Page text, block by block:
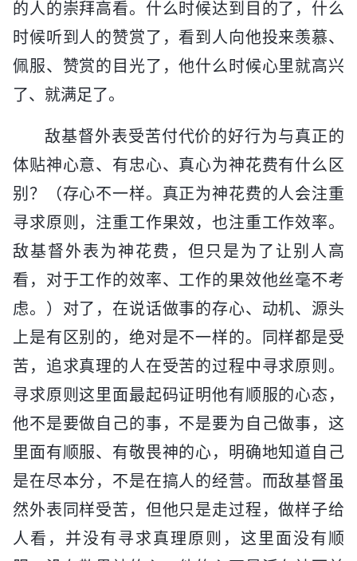
的人的崇拜高看。什么时候达到目的了，什么
时候听到人的赞赏了，看到人向他投来羡慕、
佩服、赞赏的目光了，他什么时候心里就高兴
了、就满足了。
敌基督外表受苦付代价的好行为与真正的
体贴神心意、有忠心、真心为神花费有什么区
别？（存心不一样。真正为神花费的人会注重
寻求原则，注重工作果效，也注重工作效率。
敌基督外表为神花费，但只是为了让别人高
看，对于工作的效率、工作的果效他丝毫不考
虑。）对了，在说话做事的存心、动机、源头
上是有区别的，绝对是不一样的。同样都是受
苦，追求真理的人在受苦的过程中寻求原则。
寻求原则这里面最起码证明他有顺服的心态，
他不是要做自己的事，不是要为自己做事，这
里面有顺服、有敬畏神的心，明确地知道自己
是在尽本分，不是在搞人的经营。而敌基督虽
然外表同样受苦，但他只是走过程，做样子给
人看，并没有寻求真理原则，这里面没有顺